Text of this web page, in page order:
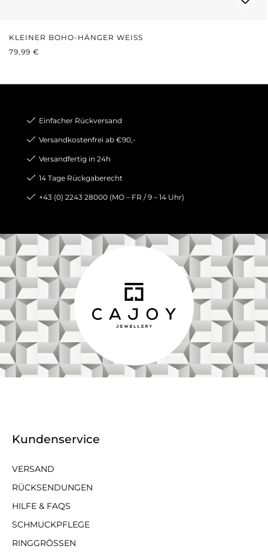
KLEINER BOHO-HÄNGER WEISS
REGULÄRER PREIS:
79,99 €
Einfacher Rückversand
Versandkostenfrei ab €90,-
Versandfertig in 24h
14 Tage Rückgaberecht
+43 (0) 2243 28000 (MO – FR / 9 – 14 Uhr)
Kundenservice
VERSAND
RÜCKSENDUNGEN
HILFE & FAQS
SCHMUCKPFLEGE
RINGGRÖSSEN